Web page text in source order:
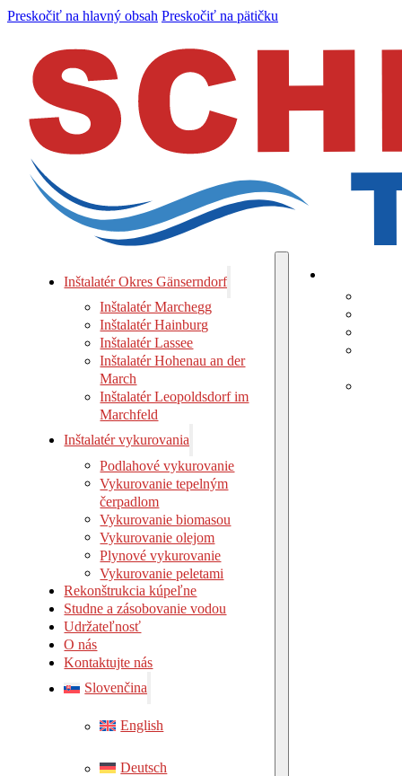
Preskočiť na hlavný obsah Preskočiť na pätičku
Inštalatér Okres Gänserndorf
Inštalatér Marchegg
Inštalatér Hainburg
Inštalatér Lassee
Inštalatér Hohenau an der
March
Inštalatér Leopoldsdorf im
Marchfeld
Inštalatér vykurovania
Podlahové vykurovanie
Vykurovanie tepelným
čerpadlom
Vykurovanie biomasou
Vykurovanie olejom
Plynové vykurovanie
Vykurovanie peletami
Rekonštrukcia kúpeľne
Studne a zásobovanie vodou
Udržateľnosť
O nás
Kontaktujte nás
Slovenčina
English
Deutsch